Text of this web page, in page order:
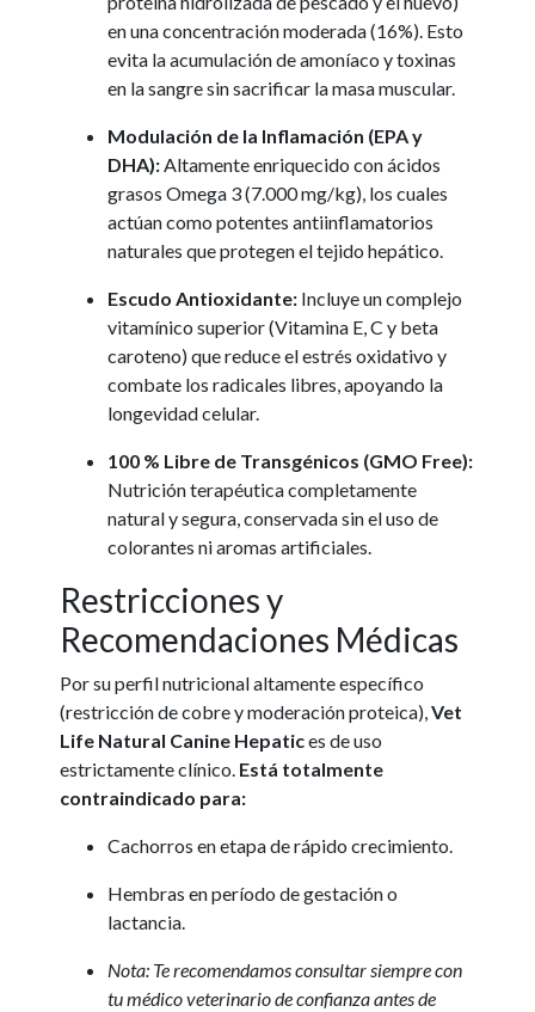
en una concentración moderada (16%). Esto
evita la acumulación de amoníaco y toxinas
en la sangre sin sacrificar la masa muscular.
Modulación de la Inflamación (EPA y
DHA):Altamente enriquecido con ácidos
grasos Omega 3 (7.000 mg/kg), los cuales
actúan como potentes antiinflamatorios
naturales que protegen el tejido hepático.
Escudo Antioxidante: Incluye un complejo
vitamínico superior (Vitamina E, C y beta
caroteno) que reduce el estrés oxidativo y
combate los radicales libres, apoyando la
longevidad celular.
100 % Libre de Transgénicos (GMO Free):
Nutrición terapéutica completamente
natural y segura, conservada sin el uso de
colorantes ni aromas artificiales.
Restricciones y
Recomendaciones Médicas
Por su perfil nutricional altamente específico
(restricción de cobre y moderación proteica),Vet
Life Natural Canine Hepatices de uso
estrictamente clínico. Está totalmente
contraindicado para:
Cachorros en etapa de rápido crecimiento.
Hembras en período de gestación o
lactancia.
Nota: Te recomendamos consultar siempre con
tu médico veterinario de confianza antes de